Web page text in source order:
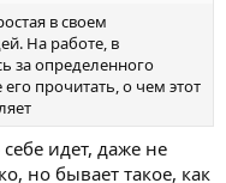
в своем
На работе, в
за определенного
прочитать, о чем этот
идет, даже не
но бывает такое, как